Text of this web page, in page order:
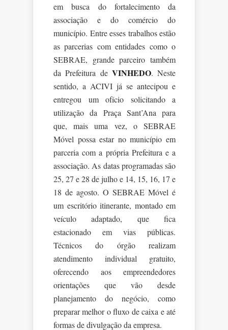
em busca do fortalecimento da
associação e do comércio do
município. Entre esses trabalhos estão
as parcerias com entidades como o
SEBRAE, grande parceiro também
da Prefeitura de VINHEDO. Neste
sentido, a ACIVI já se antecipou e
entregou um ofício solicitando a
utilização da Praça Sant’Ana para
que, mais uma vez, o SEBRAE
Móvel possa estar no município em
parceria com a própria Prefeitura e a
associação. As datas programadas são
25, 27 e 28 de julho e 14, 15, 16, 17 e
18 de agosto. O SEBRAE Móvel é
um escritório itinerante, montado em
veículo adaptado, que fica
estacionado em vias públicas.
Técnicos do órgão realizam
atendimento individual gratuito,
oferecendo aos empreendedores
orientações que vão desde
planejamento do negócio, como
preparar melhor o fluxo de caixa e até
formas de divulgação da empresa.